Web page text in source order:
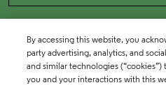
By accessing this website, you
party advertising, analytics, and
and similar technologies
you and your interactions with this